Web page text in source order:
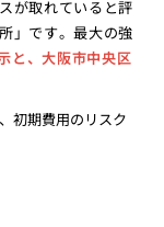
が取れていると評
」です。最大の強
と、大阪市中央区
初期費用のリスク